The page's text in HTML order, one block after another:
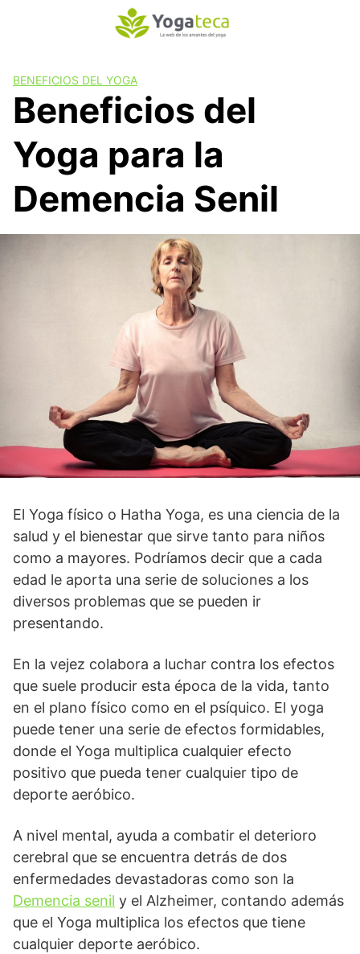
BENEFICIOS DEL YOGA
Beneficios del
Yoga para la
Demencia Senil
El Yoga físico o Hatha Yoga, es una ciencia de la
salud y el bienestar que sirve tanto para niños
como a mayores. Podríamos decir que a cada
edad le aporta una serie de soluciones a los
diversos problemas que se pueden ir
presentando.
En la vejez colabora a luchar contra los efectos
que suele producir esta época de la vida, tanto
en el plano físico como en el psíquico. El yoga
puede tener una serie de efectos formidables,
donde el Yoga multiplica cualquier efecto
positivo que pueda tener cualquier tipo de
deporte aeróbico.
A nivel mental, ayuda a combatir el deterioro
cerebral que se encuentra detrás de dos
enfermedades devastadoras como son la
Demencia senil y el Alzheimer, contando además
que el Yoga multiplica los efectos que tiene
cualquier deporte aeróbico.